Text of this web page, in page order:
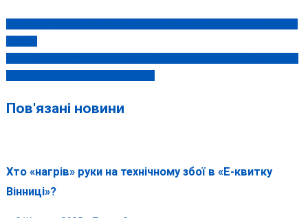
Навігація
записів
Пов'язані новини
Хто «нагрів» руки на технічному збої в «Е-квитку
Вінниці»?